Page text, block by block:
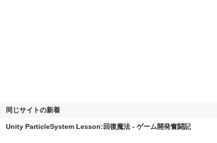
同じサイトの新着
Unity ParticleSystem Lesson:回復魔法 - ゲーム開発奮闘記